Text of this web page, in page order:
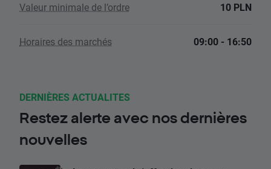
Valeur minimale de l’ordre 10 PLN
Horaires des marchés 09:00 - 16:50
DERNIÈRES ACTUALITES
Restez alerte avec nos dernières
nouvelles